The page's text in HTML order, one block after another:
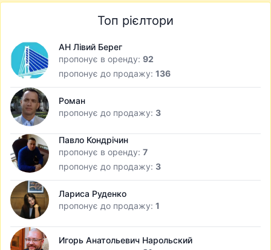
Топ рієлтори
АН Лівий Берег
пропонує в оренду: 92
пропонує до продажу: 136
Роман
пропонує до продажу: 3
Павло Кондрічин
пропонує в оренду: 7
пропонує до продажу: 3
Лариса Руденко
пропонує до продажу: 1
Игорь Анатольевич Нарольский